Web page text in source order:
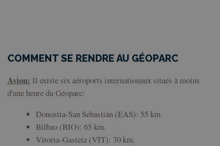
COMMENT SE RENDRE AU GÉOPARC
Avion: Il existe six aéroports internationaux situés à moins
d'une heure du Géoparc:
Donostia-San Sebastián (EAS): 55 km.
Bilbao (BIO): 65 km.
Vitoria-Gasteiz (VIT): 70 km.